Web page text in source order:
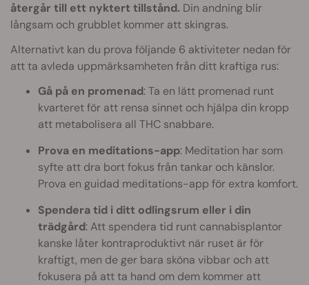
återgår till ett nyktert tillstånd. Din andning blir
långsam och grubblet kommer att skingras.
Alternativt kan du prova följande 6 aktiviteter nedan för
att ta avleda uppmärksamheten från ditt kraftiga rus:
Gå på en promenad: Ta en lätt promenad runt
kvarteret för att rensa sinnet och hjälpa din kropp
att metabolisera all THC snabbare.
Prova en meditations-app: Meditation har som
syfte att dra bort fokus från tankar och känslor.
Prova en guidad meditations-app för extra komfort.
Spendera tid i ditt odlingsrum eller i din
trädgård: Att spendera tid runt cannabisplantor
kanske låter kontraproduktivt när ruset är för
kraftigt, men de ger bara sköna vibbar och att
fokusera på att ta hand om dem kommer att